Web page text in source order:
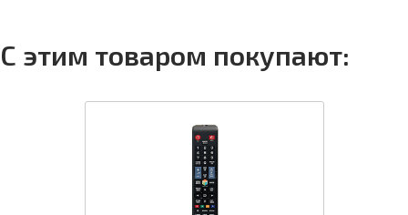
С этим товаром покупают: